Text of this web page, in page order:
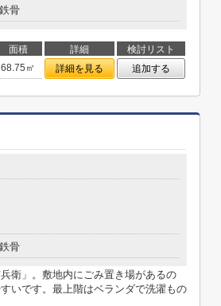
骨
面積 詳細
検討リスト
68.75㎡ 詳細を見る 追加する
骨
衛」。敷地内にごみ置き場があるの
いです。最上階はベランダで洗濯もの